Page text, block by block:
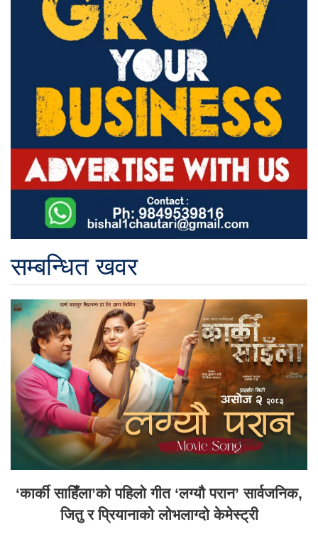
सम्बन्धित खवर
‘कार्की साहिँला’को पहिलो गीत ‘लग्यौ परान’ सार्वजनिक,
जितु र प्रियानाको लोभलाग्दो केमेस्ट्री